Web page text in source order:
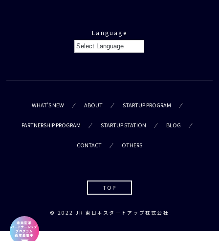
Language
WHAT’S NEW ABOUT STARTUP PROGRAM
PARTNERSHIP PROGRAM STARTUP STATION BLOG
CONTACT OTHERS
TOP
© 2022 JR 東日本スタートアップ株式会社